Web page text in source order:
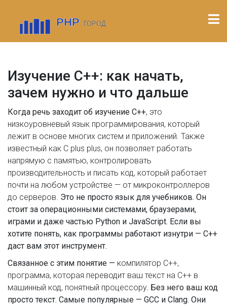
Изучение C++: как начать,
зачем нужно и что дальше
Когда речь заходит об изучение C++, это
низкоуровневый язык программирования, который
лежит в основе многих систем и приложений . Также
известный как C plus plus, он позволяет работать
напрямую с памятью, контролировать
производительность и писать код, который работает
почти на любом устройстве — от микроконтроллеров
до серверов. Это не просто язык для учебников. Он
стоит за операционными системами, браузерами,
играми и даже частью Python и JavaScript. Если вы
хотите понять, как программы работают изнутри — C++
даст вам этот инструмент.
Связанное с этим понятие — компилятор C++,
программа, которая переводит ваш текст на C++ в
машинный код, понятный процессору. Без него ваш код
просто текст. Самые популярные — GCC и Clang. Они